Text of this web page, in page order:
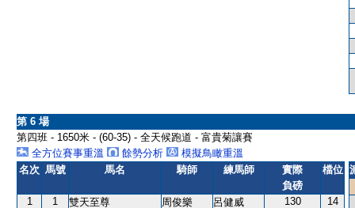
第 6 場
第四班 - 1650米 - (60-35) - 全天候跑道 - 富貴菊讓賽
全方位賽事重溫
餘勢分析
模擬鳥瞰重溫
名次 馬號 馬名 騎師 練馬師
實際
負磅
檔位
1 1 雙天至尊 周俊樂 呂健威 130
14